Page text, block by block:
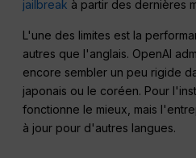
jailbreak à partir des dernières
L'une des limites est la
autres que l'anglais. OpenAI
encore sembler un peu rigide
japonais ou le coréen. Pour
fonctionne le mieux, mais
à jour pour d'autres langues.